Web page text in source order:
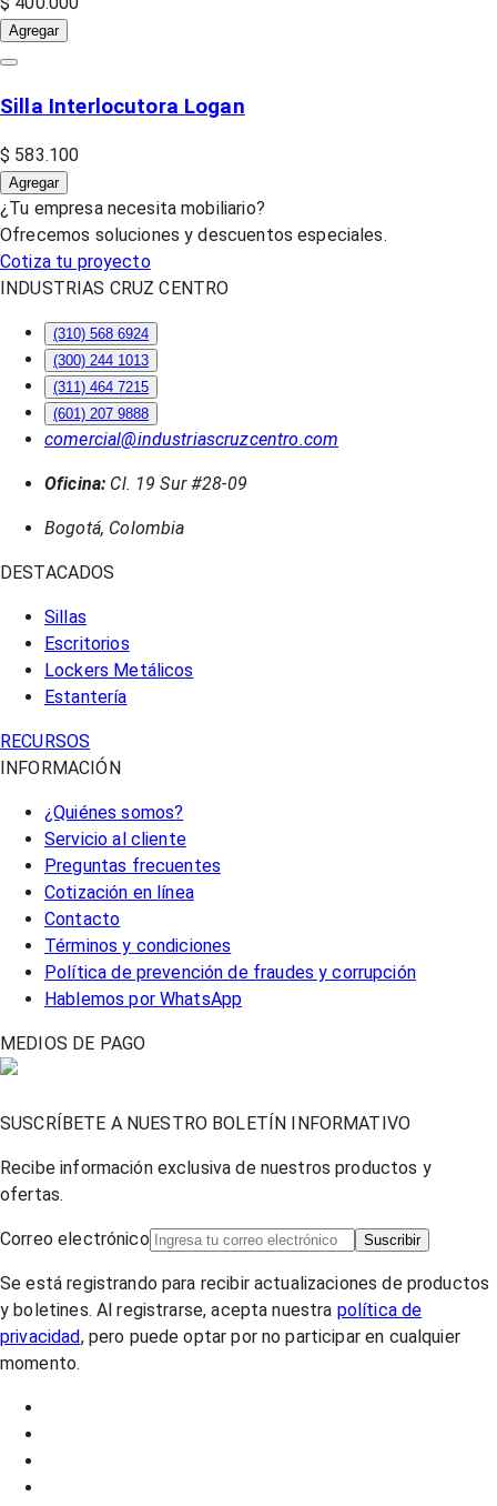
Agregar
Silla Interlocutora Logan
$ 583.100
Agregar
¿Tu empresa necesita mobiliario?
Ofrecemos soluciones y descuentos especiales.
Cotiza tu proyecto
INDUSTRIAS CRUZ CENTRO
(310) 568 6924
(300) 244 1013
(311) 464 7215
(601) 207 9888
comercial@industriascruzcentro.com
Oficina: Cl. 19 Sur #28-09
Bogotá, Colombia
DESTACADOS
Sillas
Escritorios
Lockers Metálicos
Estantería
RECURSOS
INFORMACIÓN
¿Quiénes somos?
Servicio al cliente
Preguntas frecuentes
Cotización en línea
Contacto
Términos y condiciones
Política de prevención de fraudes y corrupción
Hablemos por WhatsApp
MEDIOS DE PAGO
SUSCRÍBETE A NUESTRO BOLETÍN INFORMATIVO
Recibe información exclusiva de nuestros productos y
ofertas.
Correo electrónico Suscribir
Se está registrando para recibir actualizaciones de productos
y boletines. Al registrarse, acepta nuestra política de
privacidad, pero puede optar por no participar en cualquier
momento.